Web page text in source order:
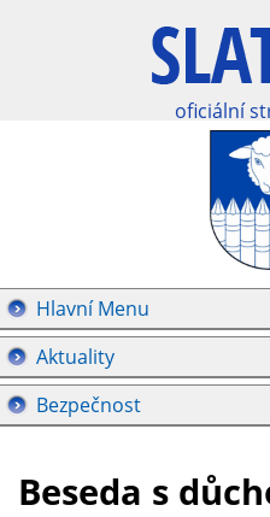
oficiální
Hlavní Menu
Aktuality
Bezpečnost
Beseda s